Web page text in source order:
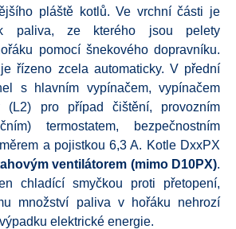
pláště kotlů.Ve vrchní části je
paliva, ze kterého jsou pelety
pomocí šnekového dopravníku.
řízeno zcela automaticky. V přední
s hlavním vypínačem, vypínačem
(L2) pro případ čištění, provozním
termostatem, bezpečnostním
a pojistkou 6,3 A. Kotle DxxPX
ventilátorem (mimo D10PX).
chladící smyčkou proti přetopení,
množství paliva v hořáku nehrozí
elektrické energie.